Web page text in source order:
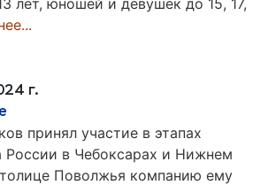
г.
принял участие в этапах
России в Чебоксарах и Нижнем
Поволжья компанию ему